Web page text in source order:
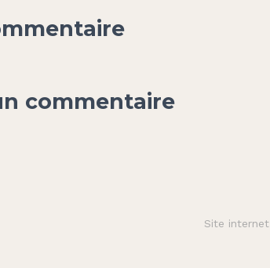
commentaire
Site internet